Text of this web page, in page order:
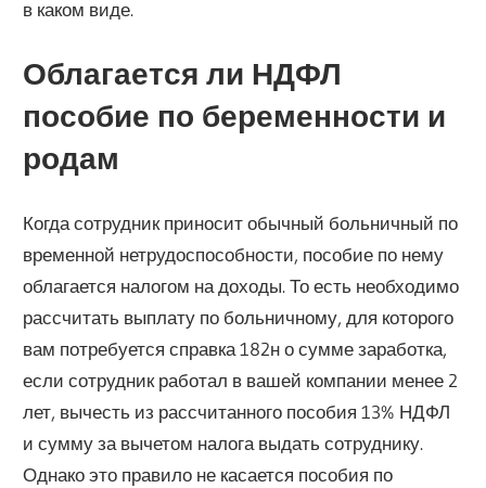
в каком виде.
Облагается ли НДФЛ
пособие по беременности и
родам
Когда сотрудник приносит обычный больничный по
временной нетрудоспособности, пособие по нему
облагается налогом на доходы. То есть необходимо
рассчитать выплату по больничному, для которого
вам потребуется справка 182н о сумме заработка,
если сотрудник работал в вашей компании менее 2
лет, вычесть из рассчитанного пособия 13% НДФЛ
и сумму за вычетом налога выдать сотруднику.
Однако это правило не касается пособия по